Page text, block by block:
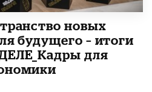
новых
будущего – итоги
для